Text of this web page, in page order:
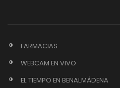
FARMACIAS
WEBCAM EN VIVO
EL TIEMPO EN BENALMÁDENA